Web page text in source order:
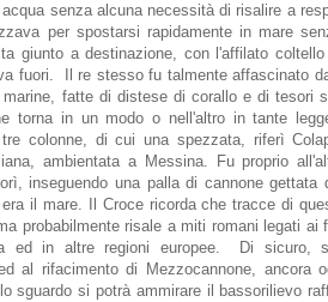
senza alcuna necessità di risalire a
per spostarsi rapidamente in mare
giunto a destinazione, con l'affilato
fuori. Il re stesso fu talmente affascinato
marine, fatte di distese di corallo e di tesori
torna in un modo o nell'altro in tante
colonne, di cui una spezzata, riferì
ambientata a Messina. Fu proprio
inseguendo una palla di cannone
il mare. Il Croce ricorda che tracce di
probabilmente risale a miti romani legati ai
ed in altre regioni europee. Di sicuro,
al rifacimento di Mezzocannone, ancora
sguardo si potrà ammirare il bassorilievo